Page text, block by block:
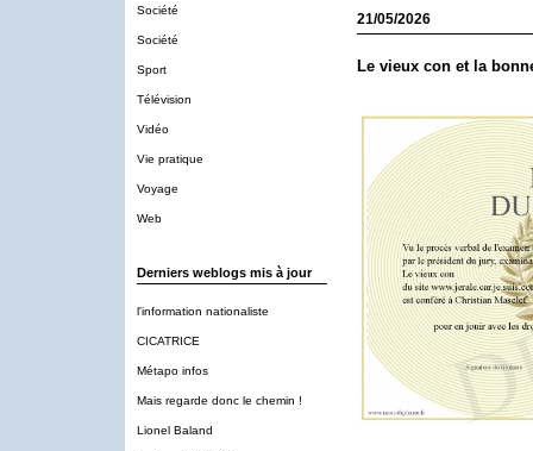
Société
Société
Sport
Télévision
Vidéo
Vie pratique
Voyage
Web
Derniers weblogs mis à jour
l'information nationaliste
CICATRICE
Métapo infos
Mais regarde donc le chemin !
Lionel Baland
21/05/2026
Le vieux con et la